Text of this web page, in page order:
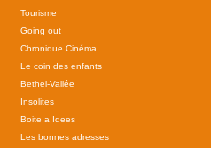
Tourisme
Going out
Chronique Cinéma
Le coin des enfants
Bethel-Vallée
Insolites
Boite a Idees
Les bonnes adresses